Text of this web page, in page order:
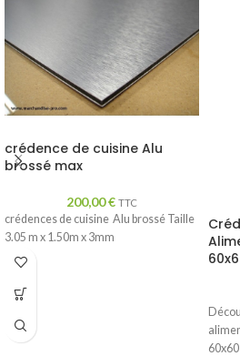
crédence de cuisine Alu
brossé max
200,00€ TTC
crédences de cuisine Alu brossé Taille
3.05 m x 1.50m x 3mm